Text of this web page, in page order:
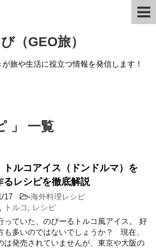
（GEO旅）
旅や生活に役立つ情報を発信します！
」 一覧
トルコアイス（ドンドルマ）を
るレシピを徹底解説
17 -海外料理レシピ
トルコ
レシピ
っていた、のびーるトルコ風アイス。 好
も多いのではないでしょうか？ 現在、
は発売されていませんが、東京や大阪の